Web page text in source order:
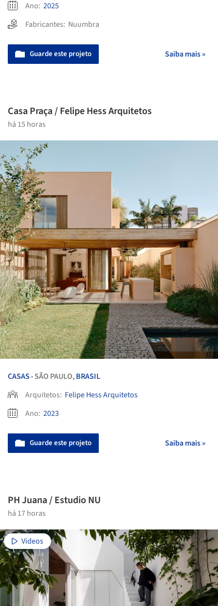
Ano: 2025
Fabricantes: Nuumbra
Guarde este projeto Saiba mais »
Casa Praça / Felipe Hess Arquitetos
há 15 horas
CASAS • SÃO PAULO,BRASIL
Arquitetos: Felipe Hess Arquitetos
Ano: 2023
Guarde este projeto Saiba mais »
PH Juana / Estudio NU
há 17 horas
Videos